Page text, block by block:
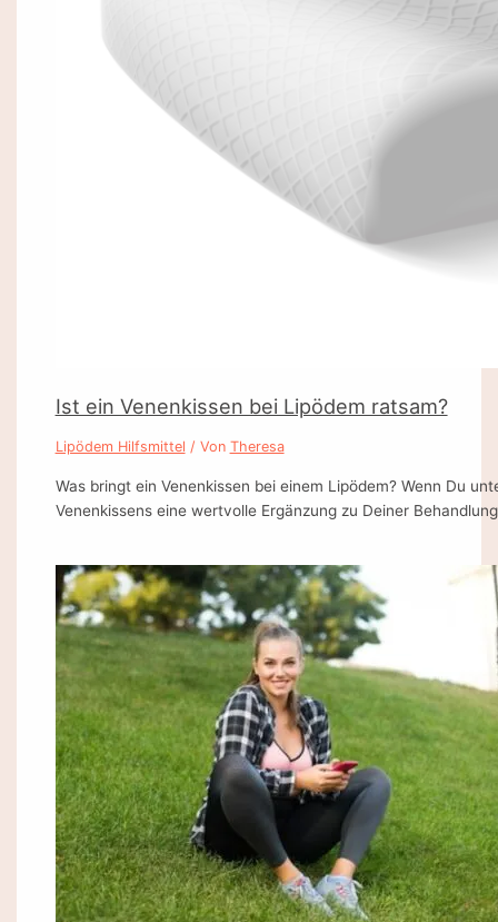
Ist ein Venenkissen bei Lipödem ratsam?
Lipödem Hilfsmittel / Von Theresa
Was bringt ein Venenkissen bei einem Lipödem? Wenn Du
Venenkissens eine wertvolle Ergänzung zu Deiner